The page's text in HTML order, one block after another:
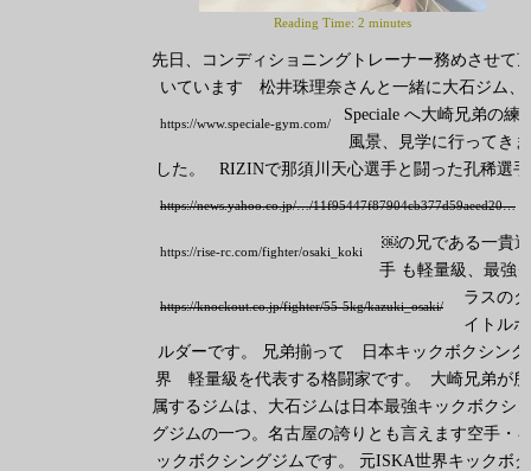
Reading Time: 2 minutes
先日、コンディショニングトレーナー務めさせて
いています 松井珠理奈さんと一緒に大石ジム、
Speciale
https://www.speciale-gym.com/
へ大崎兄弟の練
風景、見学に行ってきま
した。
https://news.yahoo.co.jp/…/11f95447f87904cb377d59aeed20…
RIZINで那須川天心選手と闘った孔稀選手
https://rise-rc.com/fighter/osaki_koki
￼の兄である一貴選
手
https://knockout.co.jp/fighter/55-5kg/kazuki_osaki/
も軽量級、最強
ラスのタ
イトルホ
ルダーです。 兄弟揃って 日本キックボクシング
界 軽量級を代表する格闘家です。
大崎兄弟が所
属するジムは、大石ジムは日本最強キックボクシ
グジムの一つ。名古屋の誇りとも言えます空手・
ックボクシングジムです。 元ISKA世界キックボク